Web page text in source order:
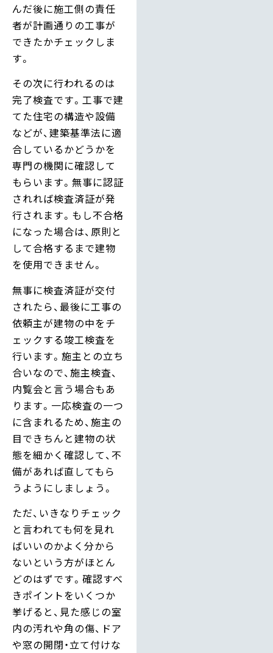
んだ後に施工側の責任
者が計画通りの工事が
できたかチェックしま
す。
その次に行われるのは
完了検査です。工事で建
てた住宅の構造や設備
などが、建築基準法に適
合しているかどうかを
専門の機関に確認して
もらいます。無事に認証
されれば検査済証が発
行されます。もし不合格
になった場合は、原則と
して合格するまで建物
を使用できません。
無事に検査済証が交付
されたら、最後に工事の
依頼主が建物の中をチ
ェックする竣工検査を
行います。施主との立ち
合いなので、施主検査、
内覧会と言う場合もあ
ります。一応検査の一つ
に含まれるため、施主の
目できちんと建物の状
態を細かく確認して、不
備があれば直してもら
うようにしましょう。
ただ、いきなりチェック
と言われても何を見れ
ばいいのかよく分から
ないという方がほとん
どのはずです。確認すべ
きポイントをいくつか
挙げると、見た感じの室
内の汚れや角の傷、ドア
や窓の開閉・立て付けな